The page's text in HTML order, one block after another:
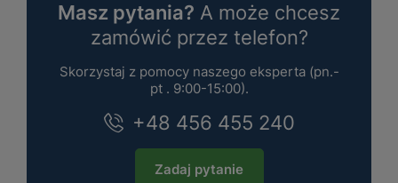
Masz pytania? A może chcesz
zamówić przez telefon?
Skorzystaj z pomocy naszego eksperta (pn.-
pt . 9:00-15:00).
+48 456 455 240
Zadaj pytanie